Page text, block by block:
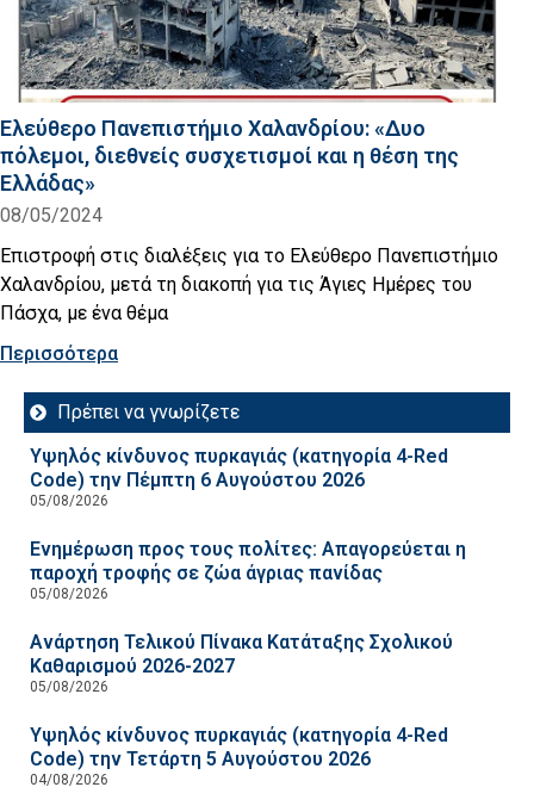
Ελεύθερο Πανεπιστήμιο Χαλανδρίου: «Δυο
πόλεμοι, διεθνείς συσχετισμοί και η θέση της
Ελλάδας»
08/05/2024
Επιστροφή στις διαλέξεις για το Ελεύθερο Πανεπιστήμιο
Χαλανδρίου, μετά τη διακοπή για τις Άγιες Ημέρες του
Πάσχα, με ένα θέμα
Περισσότερα
Πρέπει να γνωρίζετε
Υψηλός κίνδυνος πυρκαγιάς (κατηγορία 4-Red
Code) την Πέμπτη 6 Αυγούστου 2026
05/08/2026
Ενημέρωση προς τους πολίτες: Απαγορεύεται η
παροχή τροφής σε ζώα άγριας πανίδας
05/08/2026
Ανάρτηση Τελικού Πίνακα Κατάταξης Σχολικού
Καθαρισμού 2026-2027
05/08/2026
Υψηλός κίνδυνος πυρκαγιάς (κατηγορία 4-Red
Code) την Τετάρτη 5 Αυγούστου 2026
04/08/2026